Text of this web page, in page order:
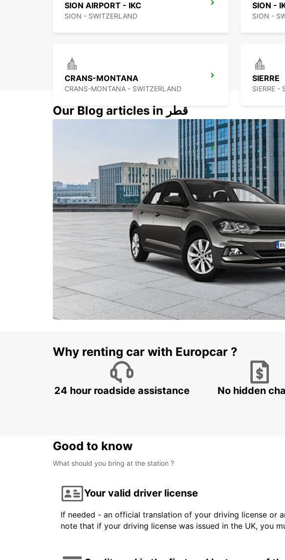
SION AIRPORT - IKC
SION - SWITZERLAND
SION -
SION -
CRANS-MONTANA
CRANS-MONTANA - SWITZERLAND
SIERRE
SIERRE -
CHAMONIX ALTITUDE STATION
CHAMONIX - FRANCE
Our Blog articles in قطر
Why renting car with Europcar ?
24 hour roadside assistance No hidden
Good to know
What should you bring at the station ?
Your valid driver license
If needed - an official translation of your driving license or
note that if your driving license was issued in the UK, you